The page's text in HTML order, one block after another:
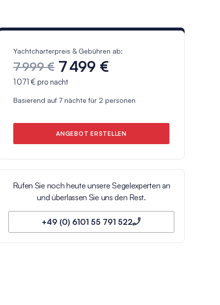
Yachtcharterpreis & Gebühren ab:
7 999 € 7 499 €
1 071 € pro nacht
Basierend auf 7 nächte für 2 personen
ANGEBOT ERSTELLEN
Rufen Sie noch heute unsere Segelexperten an
und überlassen Sie uns den Rest.
+49 (0) 6101 55 791 522